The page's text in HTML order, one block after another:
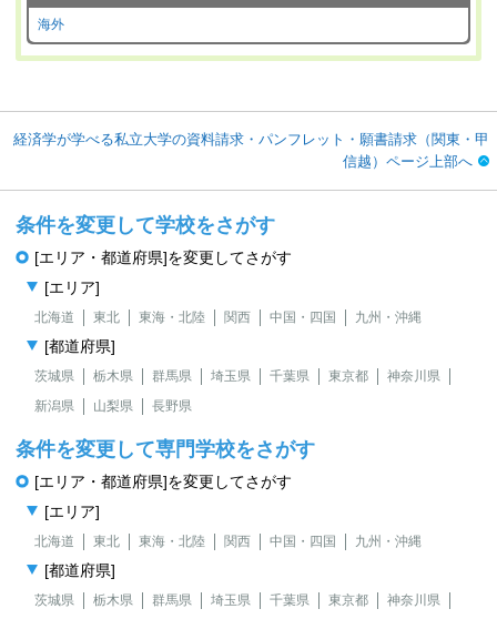
海外
経済学が学べる私立大学の資料請求・パンフレット・願書請求（関東・甲
信越）ページ上部へ
条件を変更して学校をさがす
[エリア・都道府県]を変更してさがす
[エリア]
北海道 東北 東海・北陸 関西 中国・四国 九州・沖縄
[都道府県]
茨城県 栃木県 群馬県 埼玉県 千葉県 東京都
神奈川県
新潟県
山梨県 長野県
条件を変更して専門学校をさがす
[エリア・都道府県]を変更してさがす
[エリア]
北海道 東北 東海・北陸 関西 中国・四国 九州・沖縄
[都道府県]
茨城県 栃木県 群馬県 埼玉県 千葉県 東京都
神奈川県